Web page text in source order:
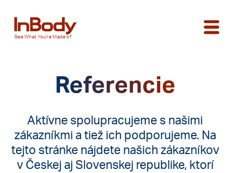
See What You’re Made of
Referencie
Aktívne spolupracujeme s našimi
zákazníkmi a tiež ich podporujeme. Na
tejto stránke nájdete našich zákazníkov
v Českej aj Slovenskej republike, ktorí